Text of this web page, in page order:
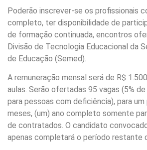
Poderão inscrever-se os profissionais
completo, ter disponibilidade de
de formação continuada, encontros
Divisão de Tecnologia Educacional da
de Educação (Semed).
A remuneração mensal será de R$
aulas. Serão ofertadas 95 vagas (5%
para pessoas com deficiência), para
meses, (um) ano completo somente
de contratados. O candidato
apenas completará o período restante